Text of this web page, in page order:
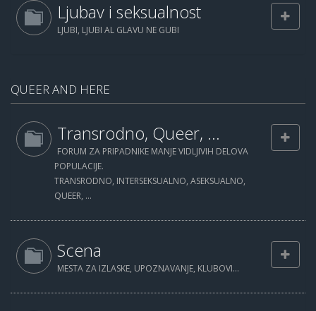
Ljubav i seksualnost
LJUBI, LJUBI AL GLAVU NE GUBI
QUEER AND HERE
Transrodno, Queer, ...
FORUM ZA PRIPADNIKE MANJE VIDLJIVIH DELOVA
POPULACIJE.
TRANSRODNO, INTERSEKSUALNO, ASEKSUALNO,
QUEER, ...
Scena
MESTA ZA IZLASKE, UPOZNAVANJE, KLUBOVI...